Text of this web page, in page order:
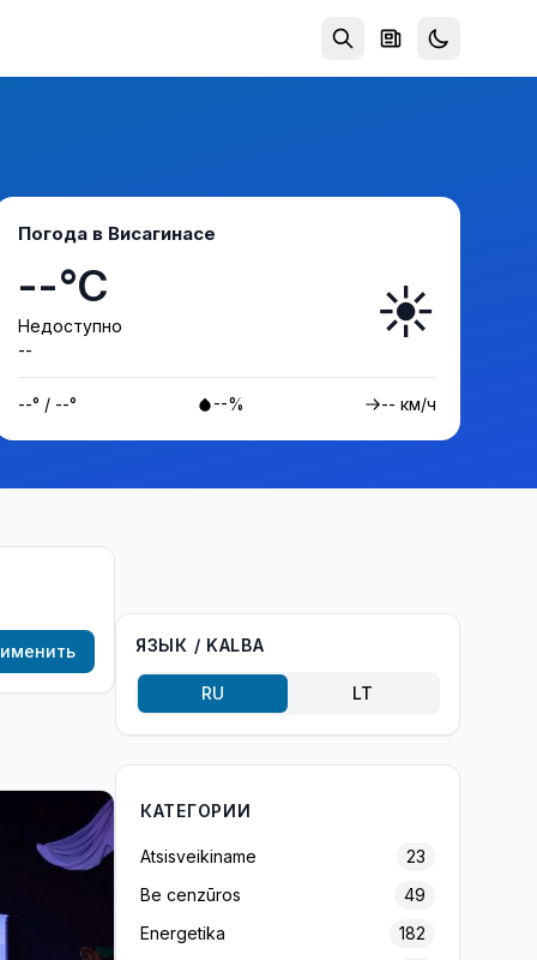
Погода в Висагинасе
--°C
Недоступно
--
☀️
--° / --° --% -- км/ч
ЯЗЫК / KALBA
RU LT
КАТЕГОРИИ
Atsisveikiname
23
Be cenzūros
49
Energetika
182